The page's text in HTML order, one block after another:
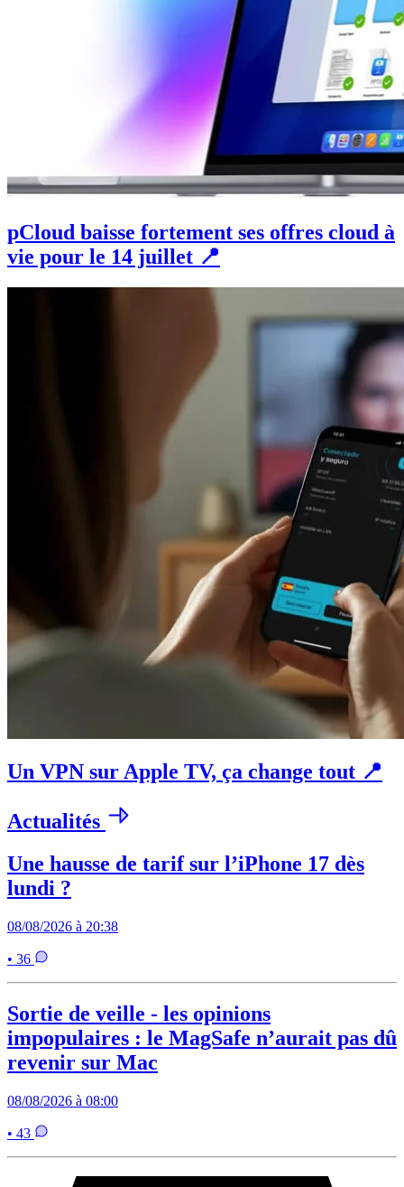
pCloud baisse fortement ses offres cloud à
vie pour le 14 juillet 📍
Un VPN sur Apple TV, ça change tout 📍
Actualités
Une hausse de tarif sur l’iPhone 17 dès
lundi ?
08/08/2026 à 20:38
• 36
Sortie de veille - les opinions
impopulaires : le MagSafe n’aurait pas dû
revenir sur Mac
08/08/2026 à 08:00
• 43